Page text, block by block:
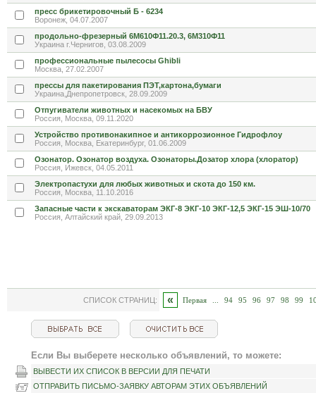
пресс брикетировочный Б - 6234
Воронеж, 04.07.2007
продольно-фрезерный 6М610Ф11.20.3, 6М310Ф11
Украина г.Чернигов, 03.08.2009
профессиональные пылесосы Ghibli
Москва, 27.02.2007
прессы для пакетирования ПЭТ,картона,бумаги
Украина,Днепропетровск, 28.09.2009
Отпугиватели животных и насекомых на БВУ
Россия, Москва, 09.11.2020
Устройство противонакипное и антикоррозионное Гидрофлоу
Россия, Москва, Екатеринбург, 01.06.2009
Озонатор. Озонатор воздуха. Озонаторы.Дозатор хлора (хлоратор)
Россия, Ижевск, 04.05.2011
Электропастухи для любых животных и скота до 150 км.
Россия, Москва, 11.10.2016
Запасные части к экскаваторам ЭКГ-8 ЭКГ-10 ЭКГ-12,5 ЭКГ-15 ЭШ-10/70
Россия, Алтайский край, 29.09.2013
СПИСОК СТРАНИЦ: « Первая 94 95 96 97 98 99
Если Вы выберете несколько объявлений, то можете:
ВЫВЕСТИ ИХ СПИСОК В ВЕРСИИ ДЛЯ ПЕЧАТИ
ОТПРАВИТЬ ПИСЬМО-ЗАЯВКУ АВТОРАМ ЭТИХ ОБЪЯВЛЕНИЙ